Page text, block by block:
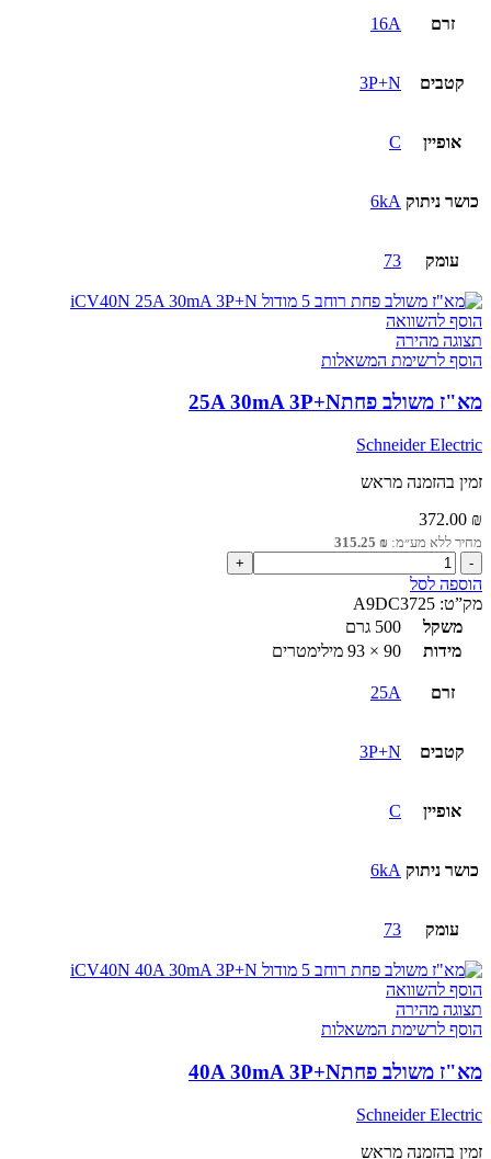
זרם 16A
קטבים 3P+N
אופיין C
כושר ניתוק 6kA
עומק 73
הוסף להשוואה
תצוגה מהירה
הוסף לרשימת המשאלות
מא"ז משולב פחת25A 30mA 3P+N
Schneider Electric
זמין בהזמנה מראש
372.00 ₪
מחיר ללא מע״מ: 315.25 ₪
כמות
של
מא"ז
משולב
פחת25A
30mA
הוספה לסל
מק”ט: A9DC3725
משקל
500 גרם
מידות
90 × 93 מילימטרים
זרם 25A
קטבים 3P+N
אופיין C
כושר ניתוק 6kA
עומק 73
הוסף להשוואה
תצוגה מהירה
הוסף לרשימת המשאלות
מא"ז משולב פחת40A 30mA 3P+N
Schneider Electric
זמין בהזמנה מראש